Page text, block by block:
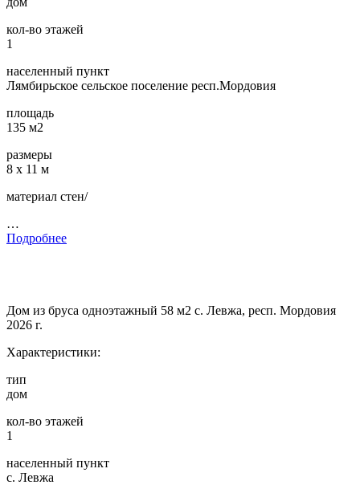
кол-во этажей
1
населенный пункт
Лямбирьское сельское поселение респ.Мордовия
площадь
135 м2
размеры
8 х 11 м
материал стен/
…
Подробнее
Дом из бруса одноэтажный 58 м2 с. Левжа, респ. Мордовия
2026 г.
Характеристики:
тип
дом
кол-во этажей
1
населенный пункт
с. Левжа